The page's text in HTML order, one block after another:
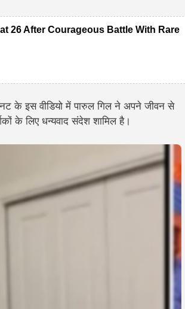
26 After Courageous Battle With Rare
के इस वीडियो में पारुल गिल ने अपने जीवन से
के लिए धन्यवाद संदेश शामिल है।